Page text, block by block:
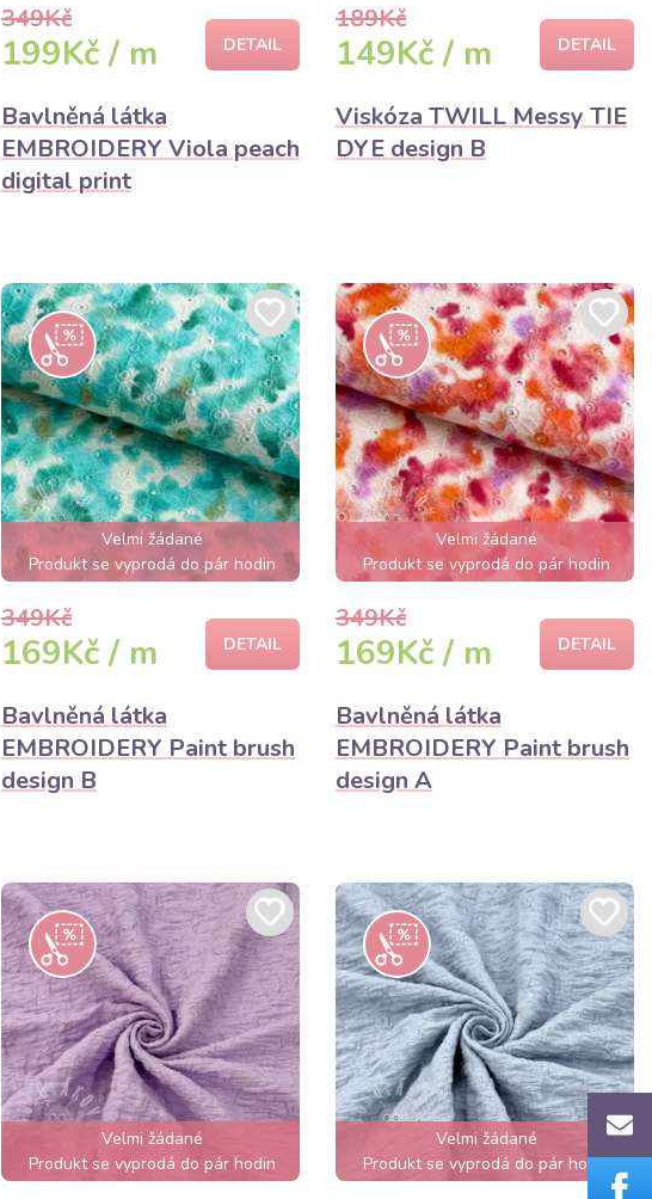
349Kč
199Kč / m DETAIL
Bavlněná látka
EMBROIDERY Viola peach
digital print
189Kč
149Kč / m DETAIL
Viskóza TWILL Messy TIE
DYE design B
Velmi žádané
Produkt se vyprodá do pár hodin
349Kč
169Kč / m DETAIL
Bavlněná látka
EMBROIDERY Paint brush
design B
Velmi žádané
Produkt se vyprodá do pár hodin
349Kč
169Kč / m DETAIL
Bavlněná látka
EMBROIDERY Paint brush
design A
Velmi žádané
Produkt se vyprodá do pár hodin
Velmi žádané
Produkt se vyprodá do pár hodin